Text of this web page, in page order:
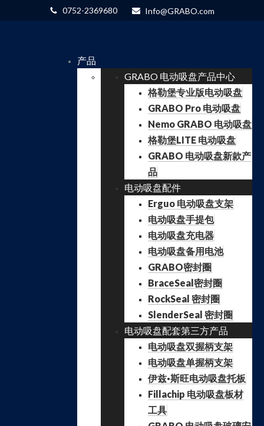
0752-2369680 Info@GRABO.com
产品
GRABO 电动吸盘产品中心
格勒堡专业版电动吸盘
GRABO Pro 电动吸盘
Nemo GRABO 电动吸盘
格勒堡LITE 电动吸盘
GRABO 电动吸盘新款产
品
电动吸盘配件
Erguo 电动吸盘支架
电动吸盘手提包
电动吸盘充电器
电动吸盘备用电池
GRABO密封圈
BraceSeal密封圈
RockSeal 密封圈
SlenderSeal 密封圈
电动吸盘配套第三方产品
电动吸盘双握柄支架
电动吸盘单握柄支架
伊兹·斯旺电动吸盘托板
Fillachip 电动吸盘板材
工具